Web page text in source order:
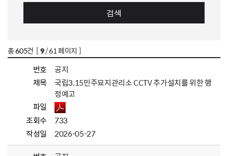
검색
총605건 [9/ 61 페이지 ]
번호
공지
제목
국립3.15민주묘지관리소 CCTV 추가설치를 위한 행
정예고
파일
조회수
733
작성일
2026-05-27